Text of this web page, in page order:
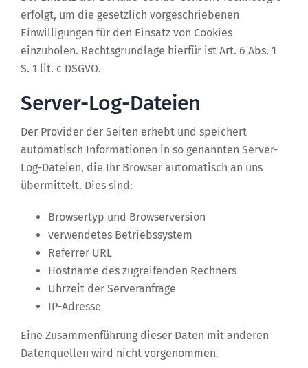
erfolgt, um die gesetzlich vorgeschriebenen
Einwilligungen für den Einsatz von Cookies
einzuholen. Rechtsgrundlage hierfür ist Art. 6 Abs. 1
S. 1 lit. c DSGVO.
Server-Log-Dateien
Der Provider der Seiten erhebt und speichert
automatisch Informationen in so genannten Server-
Log-Dateien, die Ihr Browser automatisch an uns
übermittelt. Dies sind:
Browsertyp und Browserversion
verwendetes Betriebssystem
Referrer URL
Hostname des zugreifenden Rechners
Uhrzeit der Serveranfrage
IP-Adresse
Eine Zusammenführung dieser Daten mit anderen
Datenquellen wird nicht vorgenommen.